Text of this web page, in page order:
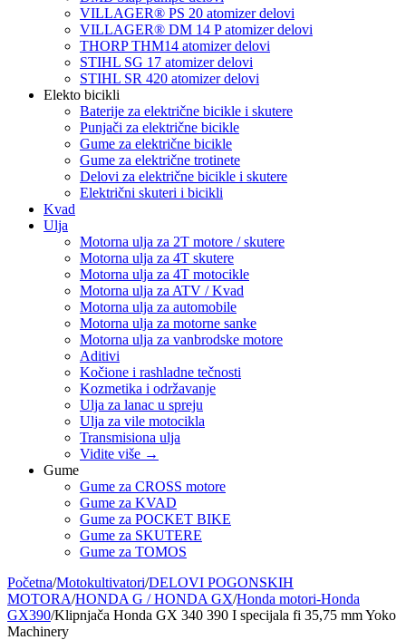
VILLAGER® PS 20 atomizer delovi
VILLAGER® DM 14 P atomizer delovi
THORP THM14 atomizer delovi
STIHL SG 17 atomizer delovi
STIHL SR 420 atomizer delovi
Elekto bicikli
Baterije za električne bicikle i skutere
Punjači za električne bicikle
Gume za električne bicikle
Gume za električne trotinete
Delovi za električne bicikle i skutere
Električni skuteri i bicikli
Kvad
Ulja
Motorna ulja za 2T motore / skutere
Motorna ulja za 4T skutere
Motorna ulja za 4T motocikle
Motorna ulja za ATV / Kvad
Motorna ulja za automobile
Motorna ulja za motorne sanke
Motorna ulja za vanbrodske motore
Aditivi
Kočione i rashladne tečnosti
Kozmetika i održavanje
Ulja za lanac u spreju
Ulja za vile motocikla
Transmisiona ulja
Vidite više →
Gume
Gume za CROSS motore
Gume za KVAD
Gume za POCKET BIKE
Gume za SKUTERE
Gume za TOMOS
Početna/Motokultivatori/DELOVI POGONSKIH
MOTORA/HONDA G / HONDA GX/Honda motori-Honda
GX390/Klipnjača Honda GX 340 390 I specijala fi 35,75 mm Yoko
Machinery